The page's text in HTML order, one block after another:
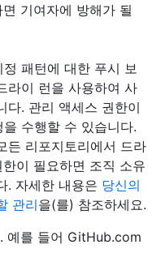
기여자에 방해가 될
패턴에 대한 푸시 보
라이 런을 사용하여 사
다. 관리 액세스 권한이
수행할 수 있습니다.
든 리포지토리에서 드라
이 필요하면 조직 소유
. 자세한 내용은 당신의
관리을(를) 참조하세요.
예를 들어 GitHub.com